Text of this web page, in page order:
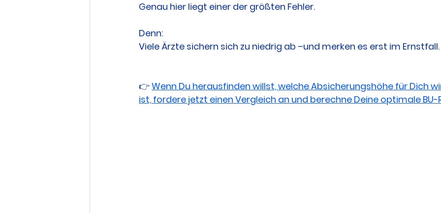
Genau hier liegt einer der größten Fehler.
Denn:
Viele Ärzte sichern sich zu niedrig ab –und merken es erst im Ernstfall.
👉 Wenn Du herausfinden willst, welche Absicherungshöhe für Dich
ist, fordere jetzt einen Vergleich an und berechne Deine optimale BU-